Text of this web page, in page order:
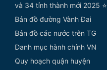
và 34 tỉnh thành mới 2025 ⭐
Bản đồ đường Vành Đai
Bản đồ các nước trên TG
Danh mục hành chính VN
Quy hoạch quận huyện